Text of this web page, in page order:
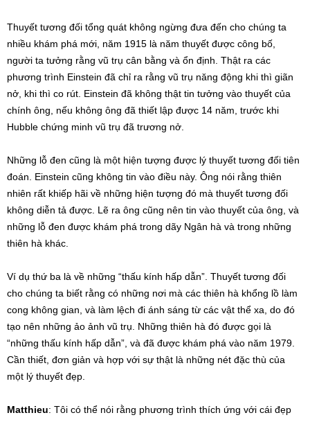
Thuyết tương đối tổng quát không ngừng đưa đến cho chúng ta
nhiều khám phá mới, năm 1915 là năm thuyết được công bố,
người ta tưởng rằng vũ trụ cân bằng và ổn định. Thật ra các
phương trình Einstein đã chỉ ra rằng vũ trụ năng động khi thì giãn
nở, khi thì co rút. Einstein đã không thật tin tưởng vào thuyết của
chính ông, nếu không ông đã thiết lập được 14 năm, trước khi
Hubble chứng minh vũ trụ đã trương nở.
Những lỗ đen cũng là một hiện tượng được lý thuyết tương đối tiên
đoán. Einstein cũng không tin vào điều này. Ông nói rằng thiên
nhiên rất khiếp hãi về những hiện tượng đó mà thuyết tương đối
không diễn tả được. Lẽ ra ông cũng nên tin vào thuyết của ông, và
những lỗ đen được khám phá trong dãy Ngân hà và trong những
thiên hà khác.
Ví dụ thứ ba là về những “thấu kính hấp dẫn”. Thuyết tương đối
cho chúng ta biết rằng có những nơi mà các thiên hà khổng lồ làm
cong không gian, và làm lệch đi ánh sáng từ các vật thể xa, do đó
tạo nên những ảo ảnh vũ trụ. Những thiên hà đó được gọi là
“những thấu kính hấp dẫn”, và đã được khám phá vào năm 1979.
Cần thiết, đơn giản và hợp với sự thật là những nét đặc thù của
một lý thuyết đẹp.
Matthieu: Tôi có thể nói rằng phương trình thích ứng với cái đẹp